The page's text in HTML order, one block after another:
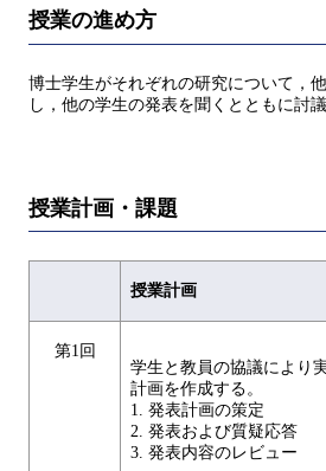
授業の進め方
博士学生がそれぞれの研究について，
し，他の学生の発表を聞くとともに討議
授業計画・課題
授業計画
第1回
学生と教員の協議により
計画を作成する。
1. 発表計画の策定
2. 発表および質疑応答
3. 発表内容のレビュー